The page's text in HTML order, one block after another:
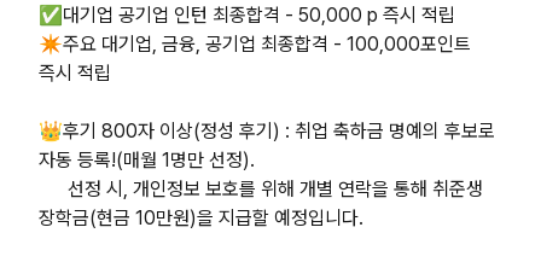
✅대기업 공기업 인턴 최종합격 - 50,000 p 즉시 적립
✴️주요 대기업, 금융, 공기업 최종합격 - 100,000포인트
즉시 적립
👑후기 800자 이상(정성 후기) : 취업 축하금 명예의 후보로
자동 등록!(매월 1명만 선정).
선정 시, 개인정보 보호를 위해 개별 연락을 통해 취준생
장학금(현금 10만원)을 지급할 예정입니다.